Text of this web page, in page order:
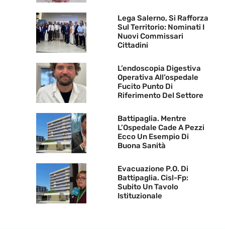
Lega Salerno, Si Rafforza
Sul Territorio: Nominati I
Nuovi Commissari
Cittadini
L’endoscopia Digestiva
Operativa All’ospedale
Fucito Punto Di
Riferimento Del Settore
Battipaglia. Mentre
L’Ospedale Cade A Pezzi
Ecco Un Esempio Di
Buona Sanità
Evacuazione P.O. Di
Battipaglia. Cisl-Fp:
Subito Un Tavolo
Istituzionale